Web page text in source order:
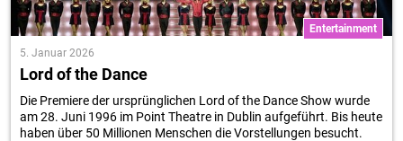
Entertainment
5. Januar 2026
Lord of the Dance
Die Premiere der ursprünglichen Lord of the Dance Show wurde
am 28. Juni 1996 im Point Theatre in Dublin aufgeführt. Bis heute
haben über 50 Millionen Menschen die Vorstellungen besucht.